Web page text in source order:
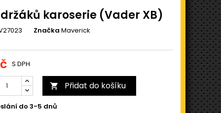
karoserie (Vader XB)
Značka Maverick
S DPH
 Přidat do košíku
do 3-5 dnů